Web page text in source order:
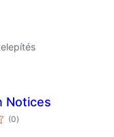
Notices
(0értékelés
összesen
)